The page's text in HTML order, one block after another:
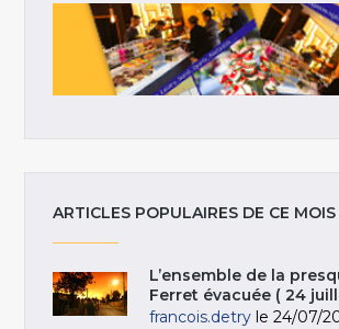
ARTICLES POPULAIRES DE CE MOIS
L’ensemble de la
Ferret évacuée ( 24
francois.detry le 24/07/